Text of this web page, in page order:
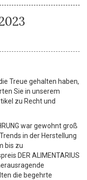
Treue gehalten haben,
Sie in unserem
zu Recht und
war gewohnt groß
in der Herstellung
bis zu
DER ALIMENTARIUS
die begehrte